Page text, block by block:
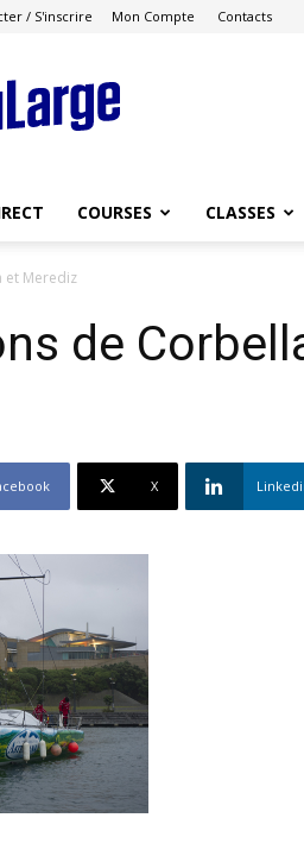
/ S'inscrire Mon Compte Contacts
COURSES CLASSES
et Merediz
de
X